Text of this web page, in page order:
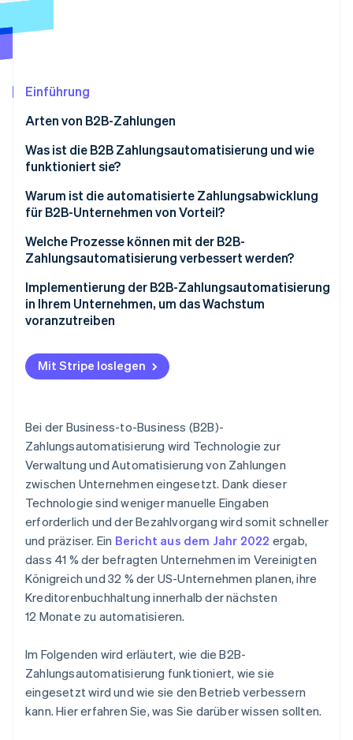
Betrugsprävention
Atlas
Online-Identitätsprüfung
Stripe-Sessions 2026
Jetzt ansehen
Einführung
Arten von B2B-Zahlungen
Was ist die B2B Zahlungsautomatisierung und wie
funktioniert sie?
Bearbeitung von Rechnungen
Abgleich und Berichterstattung
Compliance und Sicherheit
Warum ist die automatisierte Zahlungsabwicklung
für B2B-Unternehmen von Vorteil?
Welche Prozesse können mit der B2B-
Zahlungsautomatisierung verbessert werden?
Implementierung der B2B-Zahlungsautomatisierung
in Ihrem Unternehmen, um das Wachstum
voranzutreiben
Bewertung Ihrer aktuellen Vorgehensweise
Definition Ihrer Ziele und Vorgaben
Entwicklung eines Implementierungsplans
Lösung implementieren
Schulung Ihres Teams
Überwachen und optimieren
Mit Stripe loslegen
Bei der Business-to-Business (B2B)-
Zahlungsautomatisierung wird Technologie zur
Verwaltung und Automatisierung von Zahlungen
zwischen Unternehmen eingesetzt. Dank dieser
Technologie sind weniger manuelle Eingaben
erforderlich und der Bezahlvorgang wird somit schneller
und präziser. Ein Bericht aus dem Jahr 2022 ergab,
dass 41 % der befragten Unternehmen im Vereinigten
Königreich und 32 % der US-Unternehmen planen, ihre
Kreditorenbuchhaltung innerhalb der nächsten
12 Monate zu automatisieren.
Im Folgenden wird erläutert, wie die B2B-
Zahlungsautomatisierung funktioniert, wie sie
eingesetzt wird und wie sie den Betrieb verbessern
kann. Hier erfahren Sie, was Sie darüber wissen sollten.